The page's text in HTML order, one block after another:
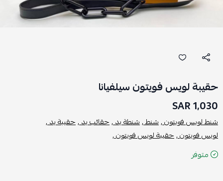
حقيبة لويس فويتون سيلفيانا
1,030 SAR
شنط لويس فويتون ,شنط ,شنطة يد ,حقائب يد ,حقيبة يد ,
لويس فويتون ,حقيبة لويس فويتون ,
متوفر